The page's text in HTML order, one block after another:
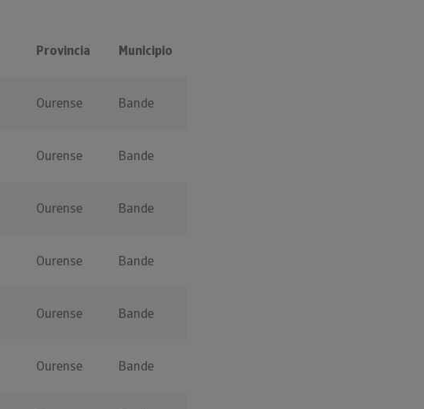
Provincia Municipio
Ourense Bande
Ourense Bande
Ourense Bande
Ourense Bande
Ourense Bande
Ourense Bande